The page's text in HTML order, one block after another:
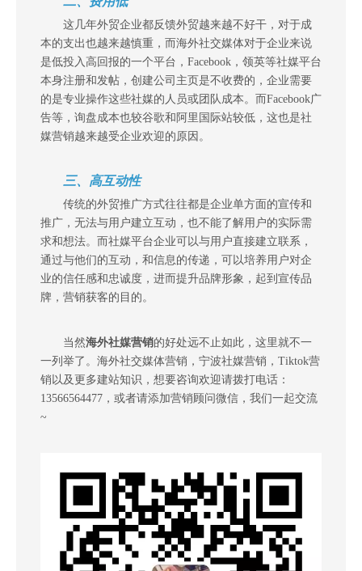
这几年外贸企业都反馈外贸越来越不好干，对于成
本的支出也越来越慎重，而海外社交媒体对于企业来说
是低投入高回报的一个平台，Facebook，领英等社媒平台
本身注册和发帖，创建公司主页是不收费的，企业需要
的是专业操作这些社媒的人员或团队成本。而Facebook广
告等，询盘成本也较谷歌和阿里国际站较低，这也是社
媒营销越来越受企业欢迎的原因。
三、高互动性
传统的外贸推广方式往往都是企业单方面的宣传和
推广，无法与用户建立互动，也不能了解用户的实际需
求和想法。而社媒平台企业可以与用户直接建立联系，
通过与他们的互动，和信息的传递，可以培养用户对企
业的信任感和忠诚度，进而提升品牌形象，起到宣传品
牌，营销获客的目的。
当然海外社媒营销的好处远不止如此，这里就不一
一列举了。海外社交媒体营销， 宁波社媒营销 ，Tiktok营
销以及更多建站知识，想要咨询欢迎请拨打电话：
13566564477，或者请添加营销顾问微信，我们一起交流
~